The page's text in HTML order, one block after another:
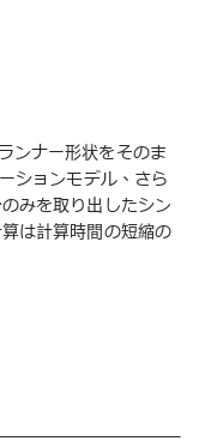
ンナー形状をそのま
ションモデル、さら
みを取り出したシン
は計算時間の短縮の